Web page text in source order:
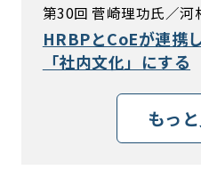
第30回 菅崎理功氏／河
HRBPとCoEが連携
「社内文化」にする
もっ